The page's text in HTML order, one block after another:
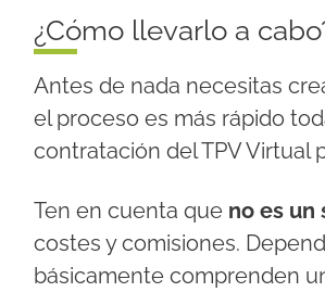
¿Cómo llevarlo a
Antes de nada necesitas
el proceso es más rápido
contratación del TPV Virtual
Ten en cuenta que no es
costes y comisiones.
básicamente comprenden